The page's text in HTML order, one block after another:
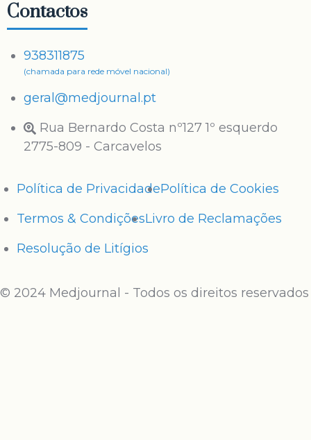
Contactos
938311875
(chamada para rede móvel nacional)
geral@medjournal.pt
Rua Bernardo Costa nº127 1º esquerdo
2775-809 - Carcavelos
Política de PrivacidadePolítica de Cookies
Termos & CondiçõesLivro de Reclamações
Resolução de Litígios
© 2024 Medjournal - Todos os direitos reservados